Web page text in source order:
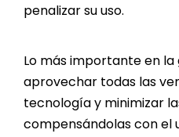
penalizar su uso.
Lo más importante en
aprovechar todas las
tecnología y minimizar
compensándolas con el